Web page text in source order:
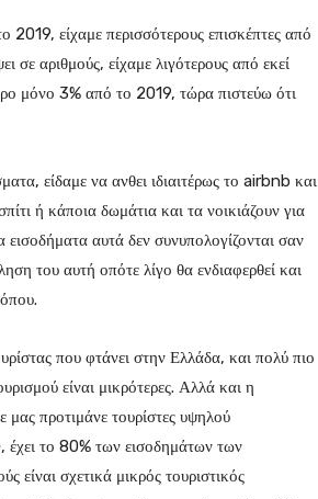
2019, είχαμε περισσότερους επισκέπτες από
αριθμούς, είχαμε λιγότερους από εκεί
μόνο 3% από το 2019, τώρα πιστεύω ότι
είδαμε να ανθει ιδιαιτέρως το airbnb και
ή κάποια δωμάτια και τα νοικιάζουν για
αυτά δεν συνυπολογίζονται σαν
του αυτή οπότε λίγο θα ενδιαφερθεί και
που φτάνει στην Ελλάδα, και πολύ πιο
είναι μικρότερες. Αλλά και η
μας προτιμάνε τουρίστες υψηλού
το 80% των εισοδημάτων των
είναι σχετικά μικρός τουριστικός